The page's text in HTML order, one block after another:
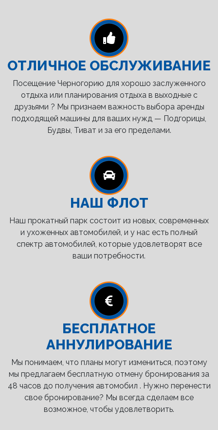
ОТЛИЧНОЕ ОБСЛУЖИВАНИЕ
Посещение Черногорию для хорошо заслуженного
отдыха или планирования отдыха в выходные с
друзьями ? Мы признаем важность выбора аренды
подходящей машины для ваших нужд — Подгорицы,
Будвы, Тиват и за его пределами.
НАШ ФЛОТ
Наш прокатный парк состоит из новых, современных
и ухоженных автомобилей, и у нас есть полный
спектр автомобилей, которые удовлетворят все
ваши потребности.
БЕСПЛАТНОЕ
АННУЛИРОВАНИЕ
Мы понимаем, что планы могут измениться, поэтому
мы предлагаем бесплатную отмену бронирования за
48 часов до получения автомобил . Нужно перенести
свое бронирование? Мы всегда сделаем все
возможное, чтобы удовлетворить.